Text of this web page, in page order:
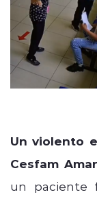
Un violento
Cesfam
un paciente